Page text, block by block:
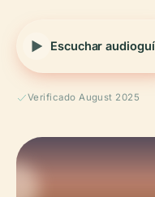
Escuchar
Verificado August 2025